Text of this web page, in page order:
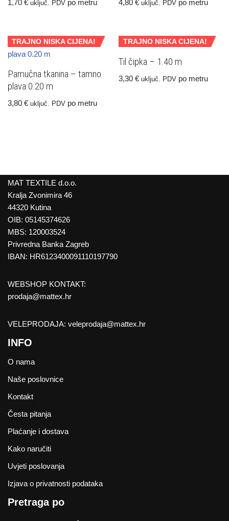
1,70 € uključ. PDV po metru 4,80€ uključ. PDV po metru
TRAJNO NISKA CIJENA!
Pamučna tkanina – tamno
plava 0.20 m
3,80 € uključ. PDV po metru
TRAJNO NISKA CIJENA!
Til čipka – 1.40 m
3,30€ uključ. PDV po metru
MAT TEXTILE d.o.o.
Kralja Zvonimira 46
44320 Kutina
OIB: 05145374626
MBS: 120003524
Privredna Banka Zagreb
IBAN: HR6123400091110197790
WEBSHOP KONTAKT:
prodaja@mattex.hr
VELEPRODAJA: veleprodaja@mattex.hr
INFO
O nama
Naše poslovnice
Kontakt
Česta pitanja
Plaćanje i dostava
Kako naručiti
Uvjeti poslovanja
Izjava o privatnosti podataka
Pretraga po